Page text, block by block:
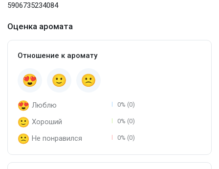
5906735234084
Оценка аромата
Отношение к аромату
Люблю 0% (0)
Хороший 0% (0)
Не понравился 0% (0)